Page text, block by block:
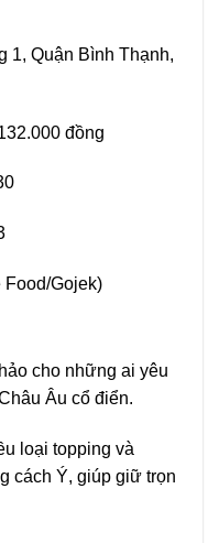
1, Quận Bình Thạnh,
đồng
Food/Gojek)
cho những ai yêu
Âu cổ điển.
loại topping và
cách Ý, giúp giữ trọn